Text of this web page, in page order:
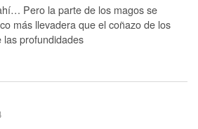
Pero la parte de los magos se
más llevadera que el coñazo de los
las profundidades